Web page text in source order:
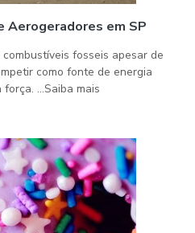
Aerogeradores em SP
fosseis apesar de
como fonte de energia
...Saiba mais